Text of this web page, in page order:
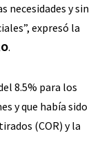
necesidades y sin
expresó la
.
8.5% para los
y que había sido
(COR) y la